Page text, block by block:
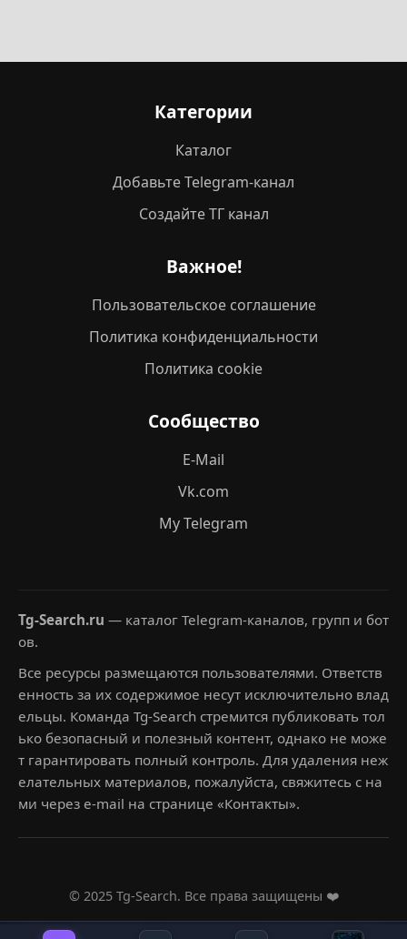
Категории
Каталог
Добавьте Telegram-канал
Создайте ТГ канал
Важное!
Пользовательское соглашение
Политика конфиденциальности
Политика cookie
Сообщество
E-Mail
Vk.com
My Telegram
Tg-Search.ru — каталог Telegram-каналов, групп и бот
ов.
Все ресурсы размещаются пользователями. Ответств
енность за их содержимое несут исключительно влад
ельцы. Команда Tg-Search стремится публиковать тол
ько безопасный и полезный контент, однако не може
т гарантировать полный контроль. Для удаления неж
елательных материалов, пожалуйста, свяжитесь с на
ми через e-mail на странице «Контакты».
© 2025 Tg-Search. Все права защищены ❤️